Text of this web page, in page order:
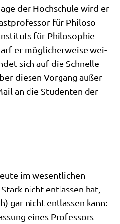
der Hoch­schu­le wird er
für Phi­lo­so­
für Phi­lo­so­phie
er mög­li­cher­wei­se wei­
sich auf die Schnel­le
die­sen Vor­gang außer
an die Stu­den­ten der
im wesent­li­chen
nicht ent­las­sen hat,
gar nicht ent­las­sen kann:
eines Pro­fes­sors